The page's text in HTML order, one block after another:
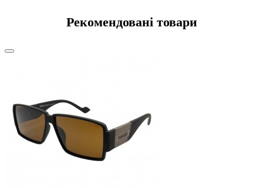
Рекомендовані товари